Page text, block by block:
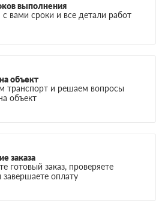
выполнения
с вами сроки и все детали работ
объект
транспорт и решаем вопросы
объект
заказа
готовый заказ, проверяете
завершаете оплату